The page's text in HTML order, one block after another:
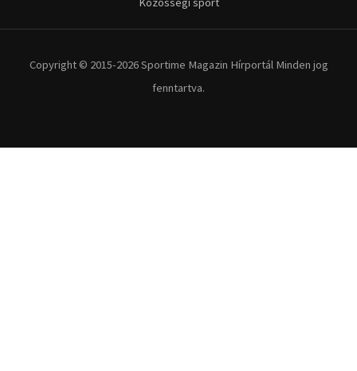
Copyright © 2015-2026 Sportime Magazin Hírportál Minden jog
fenntartva.